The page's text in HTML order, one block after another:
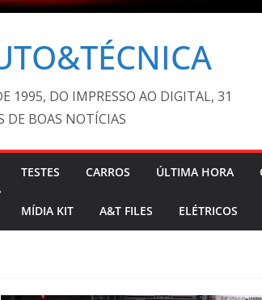
1995, DO IMPRESSO AO DIGITAL, 31
DE BOAS NOTÍCIAS
TESTES CARROS ÚLTIMA HORA
MÍDIA KIT A&T FILES ELÉTRICOS